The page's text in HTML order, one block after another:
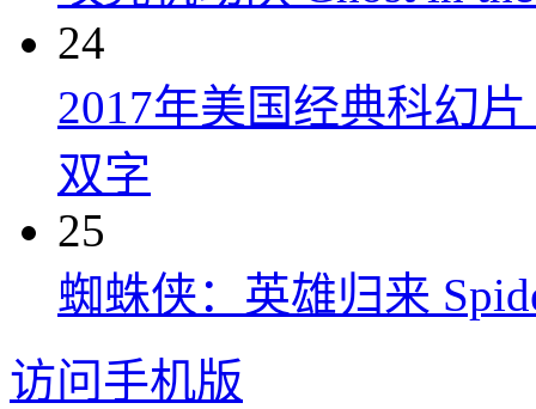
24
2017年美国经典科幻
双字
25
蜘蛛侠：英雄归来
访问手机版